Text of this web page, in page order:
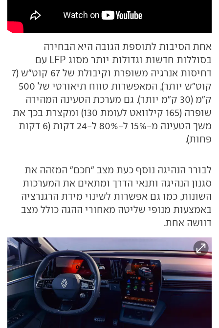
אחת הסיבות לתוספת הגובה היא הבחירה
בסוללות חדשות וגדולות יותר מסוג LFP עם
דחיסות אנרגיה משופרת וקיבולת של 67 קוט"ש (7
קוט"ש יותר), המאפשרות טווח תיאורטי של 500
ק"מ (30 ק"מ יותר). גם מערכת הטעינה המהירה
שופרה (165 קילוואט לעומת 130) ומקצרת בכך את
משך הטעינה מ-15% ל-80% ל-24 דקות (6 דקות
פחות).
לבורר הנהיגה נוסף כעת מצב "חכם" המזהה את
סגנון הנהיגה ותנאי הדרך ומתאים את המערכות
השונות, כמו גם אפשרות לשינוי מידת הרגנרציה
באמצעות מנופי שליטה מאחורי ההגה כולל מצב
דוושה אחת.